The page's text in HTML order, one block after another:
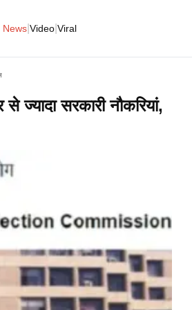
News Video Viral
ज्यादा सरकारी नौकरियां,